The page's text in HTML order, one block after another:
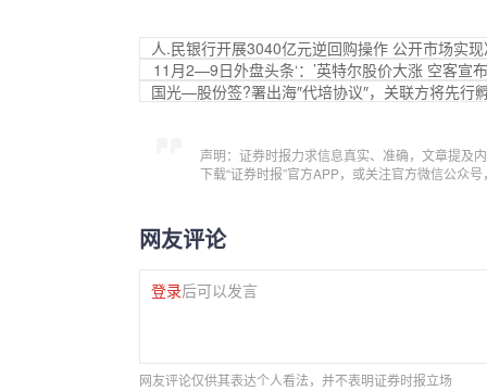
人.民银行开展3040亿元逆回购操作 公开市场实
11月2—9日外盘头条‘：’英特尔股价大涨 空客宣
国光—股份签?署出海″代培协议″，关联方将先行
声明：证券时报力求信息真实、准确，文章提及
下载“证券时报”官方APP，或关注官方微信公众
网友评论
登录后可以发言
网友评论仅供其表达个人看法，并不表明证券时报立场